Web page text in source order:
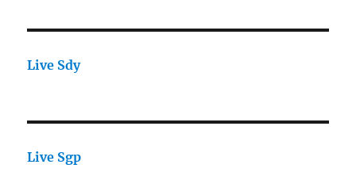
Live Sdy
Live Sgp